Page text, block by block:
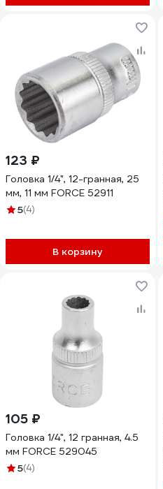
123 ₽
Головка 1/4", 12-гранная, 25
мм, 11 мм FORCE 52911
5(4)
В корзину
105 ₽
Головка 1/4", 12 гранная, 4.5
мм FORCE 529045
5(4)